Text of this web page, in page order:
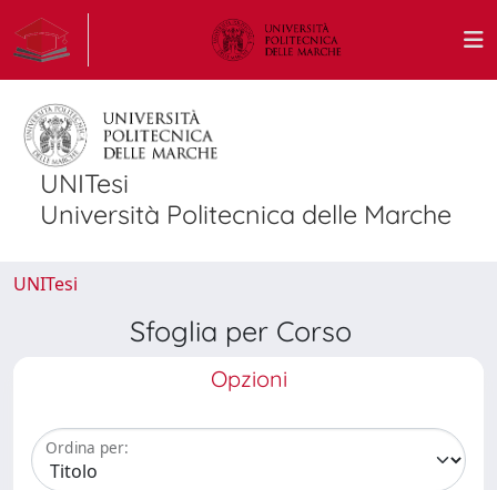
UNITesi
Università Politecnica delle Marche
UNITesi
Sfoglia per Corso
Opzioni
Ordina per: